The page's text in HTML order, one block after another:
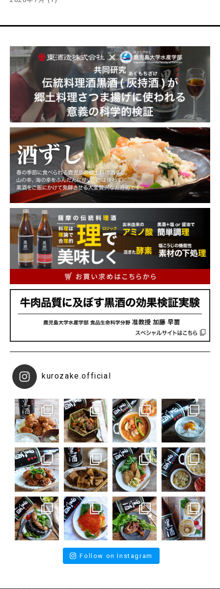
kurozake.official
Follow on Instagram